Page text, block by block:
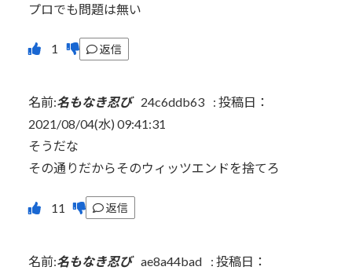
プロでも問題は無い
返信
名前:名もなき忍び 24c6ddb63 : 投稿日：
2021/08/04(水) 09:41:31
そうだな
その通りだからそのウィッツエンドを捨てろ
返信
名前:名もなき忍び ae8a44bad : 投稿日：